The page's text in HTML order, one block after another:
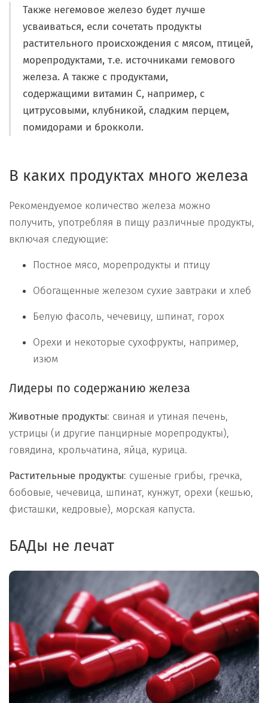
Также негемовое железо будет лучше
усваиваться, если сочетать продукты
растительного происхождения с мясом, птицей,
морепродуктами, т.е. источниками гемового
железа. А также с продуктами,
содержащими витамин С, например, с
цитрусовыми, клубникой, сладким перцем,
помидорами и брокколи.
В каких продуктах много железа
Рекомендуемое количество железа можно
получить, употребляя в пищу различные продукты,
включая следующие:
Постное мясо, морепродукты и птицу
Обогащенные железом сухие завтраки и хлеб
Белую фасоль, чечевицу, шпинат, горох
Орехи и некоторые сухофрукты, например,
изюм
Лидеры по содержанию железа
Животные продукты: свиная и утиная печень,
устрицы (и другие панцирные морепродукты),
говядина, крольчатина, яйца, курица.
Растительные продукты: сушеные грибы, гречка,
бобовые, чечевица, шпинат, кунжут, орехи (кешью,
фисташки, кедровые), морская капуста.
БАДы не лечат